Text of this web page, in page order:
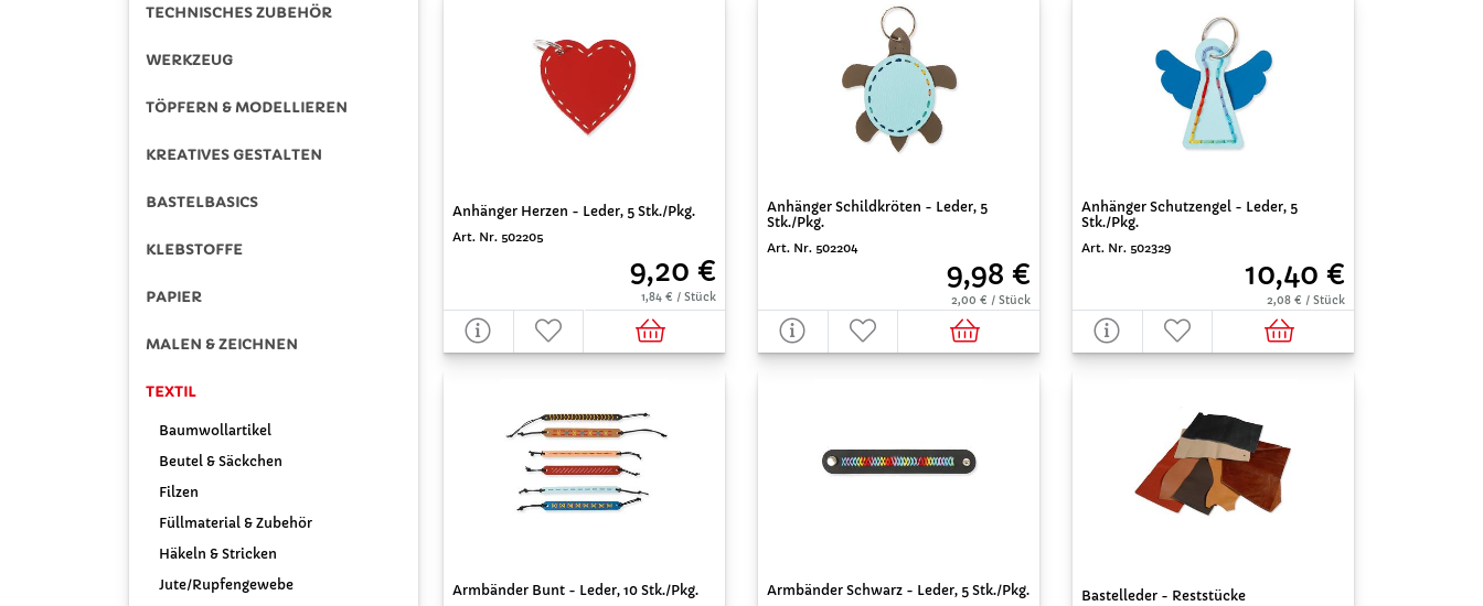
TECHNISCHES ZUBEHÖR
WERKZEUG
TÖPFERN & MODELLIEREN
KREATIVES GESTALTEN
BASTELBASICS
KLEBSTOFFE
PAPIER
MALEN & ZEICHNEN
TEXTIL
Baumwollartikel
Beutel & Säckchen
Filzen
Füllmaterial & Zubehör
Häkeln & Stricken
Jute/Rupfengewebe
Anhänger Herzen - Leder, 5 Stk./Pkg.
Art. Nr. 502205
9,20 €
1,84 € / Stück
Anhänger Schildkröten - Leder, 5
Stk./Pkg.
Art. Nr. 502204
9,98 €
2,00 € / Stück
Anhänger Schutzengel - Leder, 5
Stk./Pkg.
Art. Nr. 502329
10,40 €
2,08 € / Stück
Armbänder Bunt - Leder, 10 Stk./Pkg. Armbänder Schwarz - Leder, 5 Stk./Pkg. Bastelleder - Reststücke